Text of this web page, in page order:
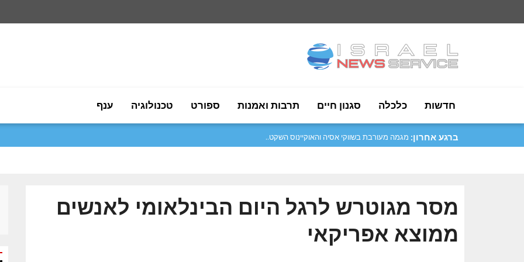
ענף טכנולוגיה ספורט תרבות ואמנות סגנון חיים כלכלה חדשות
ברגע אחרון: מגמה מעורבת בשווקי אסיה והאוקיינוס השקט..
מסר מגוטרש לרגל היום הבינלאומי לאנשים
ממוצא אפריקאי